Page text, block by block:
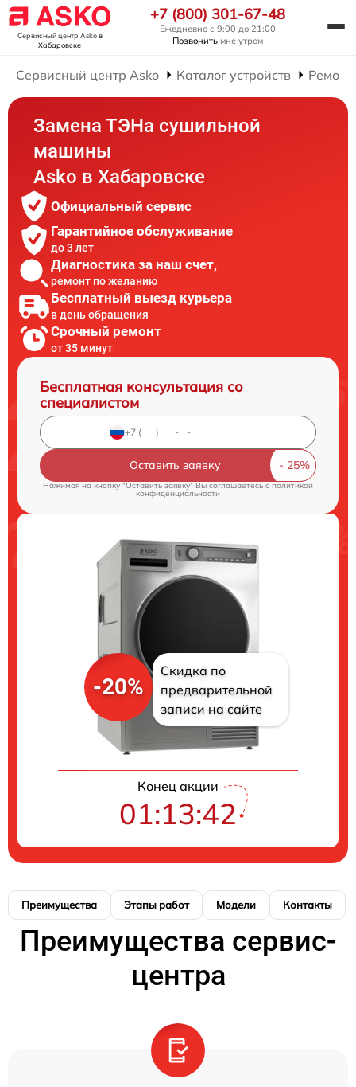
Сервисный центр Askoв
Хабаровске
+7 (800) 301-67-48
Ежедневно с 9:00 до 21:00
Позвонить мне утром
Сервисный центр Asko Каталог устройств
Замена ТЭНа сушильной
машины
Asko в Хабаровске
Официальный сервис
Гарантийное обслуживание
до 3 лет
Диагностика за наш счет,
ремонт по желанию
Бесплатный выезд курьера
в день обращения
Срочный ремонт
от 35 минут
Бесплатная консультация со
специалистом
Оставить заявку
Нажимая на кнопку "Оставить заявку" Вы соглашаетесь cполитикой
конфиденциальности
-20%
Скидка по
предварительной
записи на сайте
Конец акции
01:13:41
Преимущества Этапы работ Модели Контакты
Преимущества сервис-
центра